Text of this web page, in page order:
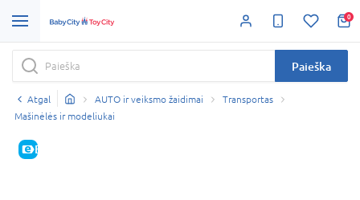
0
Paieška
Atgal AUTO ir veiksmo žaidimai
Transportas
Mašinėlės ir modeliukai
E-KAINA